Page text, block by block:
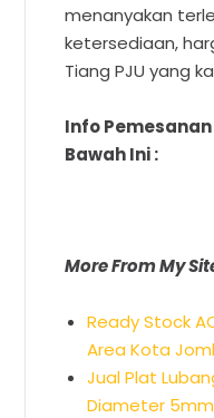
menanyakan
ketersediaan,
Tiang PJU yang
Info
Bawah Ini :
More From My
Ready Stock
Area Kota
Jual Plat
Diameter